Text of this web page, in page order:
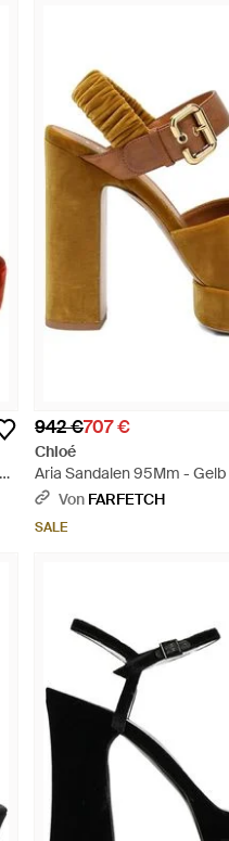
942 €707 €
Chloé
Aria Sandalen 95Mm - Gelb
Von FARFETCH
SALE